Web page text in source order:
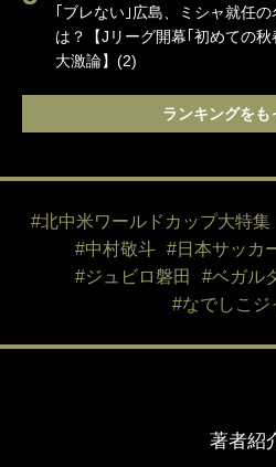
｢ブレない｣広島、ミシャ就任
は？【Jリーグ開幕｢初めての秋
大激論】(2)
ランキングをも
#北中米ワールドカップ大特集
#中村敬斗
#日本サッカ
#ジュビロ磐田
#ベガル
#なでしこジ
著者紹